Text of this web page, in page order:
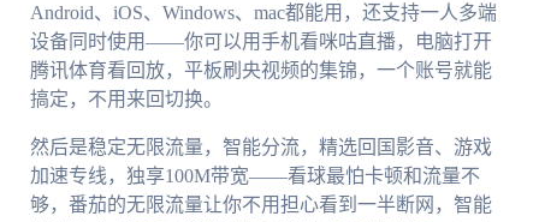
Android、iOS、Windows、mac都能用，还支持一人多端
设备同时使用——你可以用手机看咪咕直播，电脑打开
腾讯体育看回放，平板刷央视频的集锦，一个账号就能
搞定，不用来回切换。
然后是稳定无限流量，智能分流，精选回国影音、游戏
加速专线，独享100M带宽——看球最怕卡顿和流量不
够，番茄的无限流量让你不用担心看到一半断网，智能